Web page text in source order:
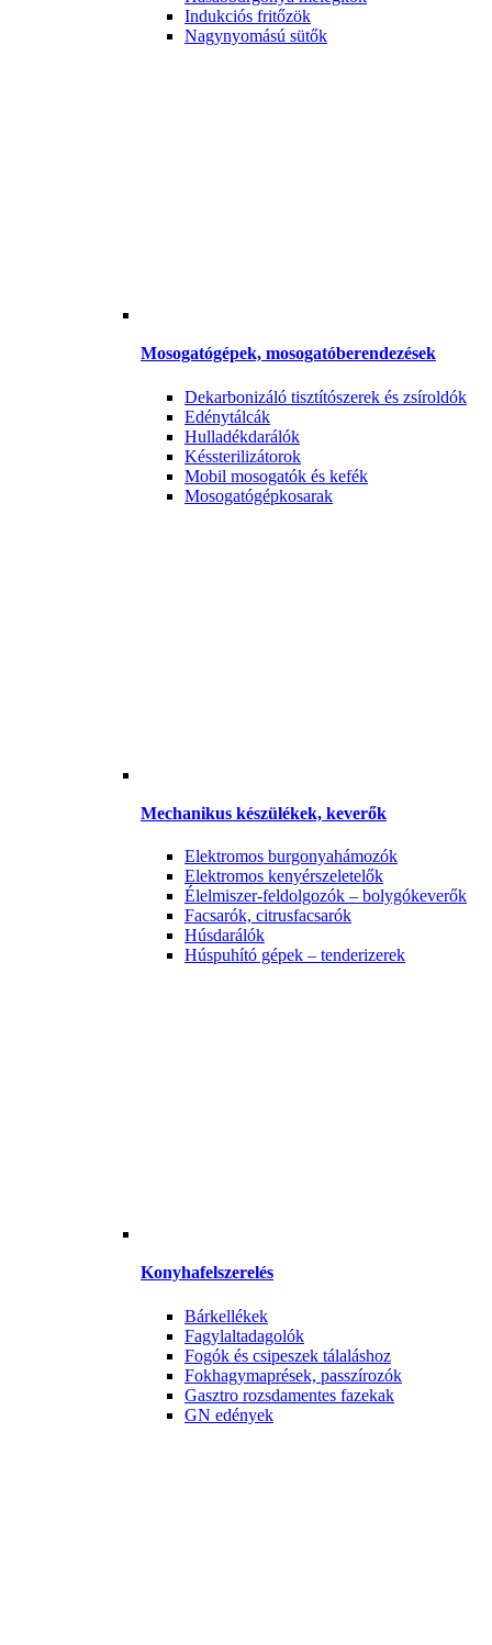
Indukciós fritőzök
Nagynyomású sütők
Mosogatógépek, mosogatóberendezések
Dekarbonizáló tisztítószerek és zsíroldók
Edénytálcák
Hulladékdarálók
Késsterilizátorok
Mobil mosogatók és kefék
Mosogatógépkosarak
Mechanikus készülékek, keverők
Elektromos burgonyahámozók
Elektromos kenyérszeletelők
Élelmiszer-feldolgozók – bolygókeverők
Facsarók, citrusfacsarók
Húsdarálók
Húspuhító gépek – tenderizerek
Konyhafelszerelés
Bárkellékek
Fagylaltadagolók
Fogók és csipeszek tálaláshoz
Fokhagymaprések, passzírozók
Gasztro rozsdamentes fazekak
GN edények